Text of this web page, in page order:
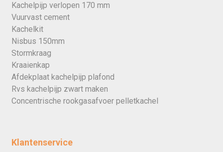
Kachelpijp verlopen 170 mm
Vuurvast cement
Kachelkit
Nisbus 150mm
Stormkraag
Kraaienkap
Afdekplaat kachelpijp plafond
Rvs kachelpijp zwart maken
Concentrische rookgasafvoer pelletkachel
Klantenservice